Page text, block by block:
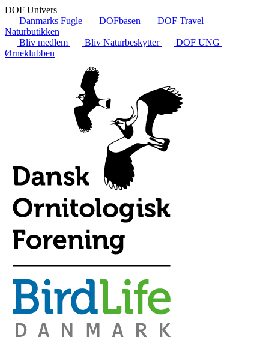
DOF Univers
Danmarks Fugle
DOFbasen
DOF Travel
Naturbutikken
Bliv medlem
Bliv Naturbeskytter
DOF UNG
Ørneklubben